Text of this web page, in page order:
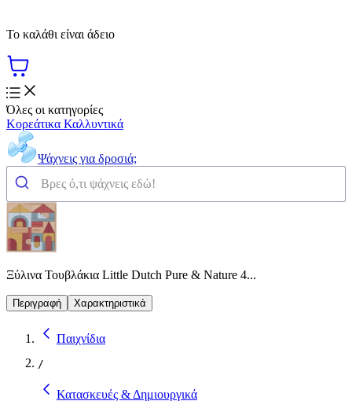
Το καλάθι είναι άδειο
Όλες οι κατηγορίες
Κορεάτικα Καλλυντικά
Ψάχνεις για δροσιά;
Ξύλινα Τουβλάκια Little Dutch Pure & Nature 4...
Περιγραφή Χαρακτηριστικά
Παιχνίδια
/
Κατασκευές & Δημιουργικά